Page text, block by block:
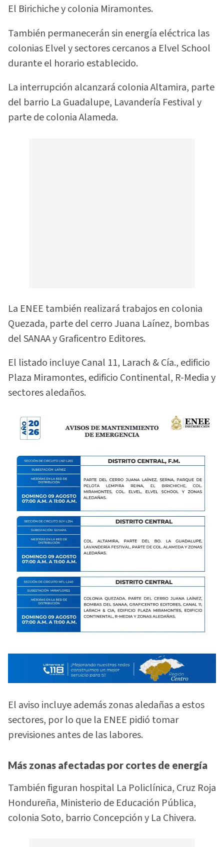
El Birichiche y colonia Miramontes.
También permanecerán sin energía eléctrica las
colonias Elvel y sectores cercanos a Elvel School
durante el horario establecido.
La interrupción alcanzará colonia Altamira, parte
del barrio La Guadalupe, Lavandería Festival y
parte de colonia Alameda.
La ENEE también realizará trabajos en colonia
Quezada, parte del cerro Juana Laínez, bombas
del SANAA y Graficentro Editores.
El listado incluye Canal 11, Larach & Cía., edificio
Plaza Miramontes, edificio Continental, R-Media y
sectores aledaños.
El aviso incluye además zonas aledañas a estos
sectores, por lo que la ENEE pidió tomar
previsiones antes de las labores.
Más zonas afectadas por cortes de energía
También figuran hospital La Policlínica, Cruz Roja
Hondureña, Ministerio de Educación Pública,
colonia Soto, barrio Concepción y La Chivera.